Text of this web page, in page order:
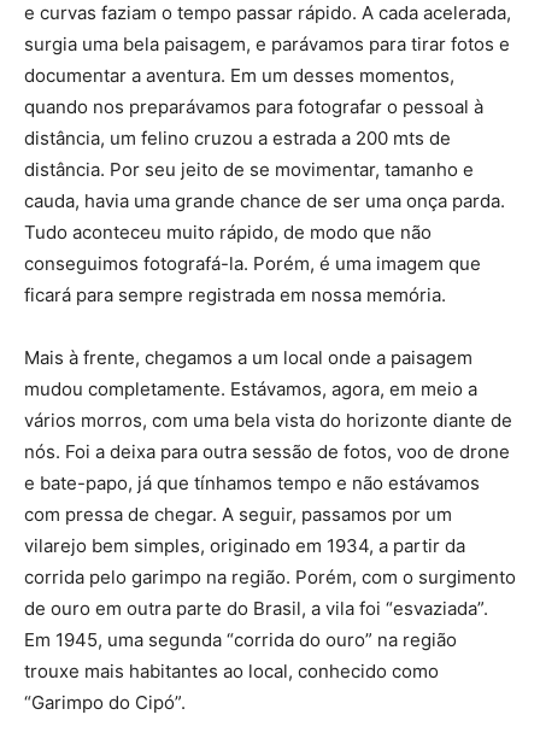
e curvas faziam o tempo passar rápido. A cada acelerada,
surgia uma bela paisagem, e parávamos para tirar fotos e
documentar a aventura. Em um desses momentos,
quando nos preparávamos para fotografar o pessoal à
distância, um felino cruzou a estrada a 200 mts de
distância. Por seu jeito de se movimentar, tamanho e
cauda, havia uma grande chance de ser uma onça parda.
Tudo aconteceu muito rápido, de modo que não
conseguimos fotografá-la. Porém, é uma imagem que
ficará para sempre registrada em nossa memória.
Mais à frente, chegamos a um local onde a paisagem
mudou completamente. Estávamos, agora, em meio a
vários morros, com uma bela vista do horizonte diante de
nós. Foi a deixa para outra sessão de fotos, voo de drone
e bate-papo, já que tínhamos tempo e não estávamos
com pressa de chegar. A seguir, passamos por um
vilarejo bem simples, originado em 1934, a partir da
corrida pelo garimpo na região. Porém, com o surgimento
de ouro em outra parte do Brasil, a vila foi “esvaziada”.
Em 1945, uma segunda “corrida do ouro” na região
trouxe mais habitantes ao local, conhecido como
“Garimpo do Cipó”.